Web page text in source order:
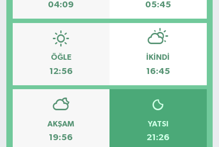
04:09 05:45
ÖĞLE
12:56
İKINDI
16:45
AKŞAM
19:56
YATSI
21:26